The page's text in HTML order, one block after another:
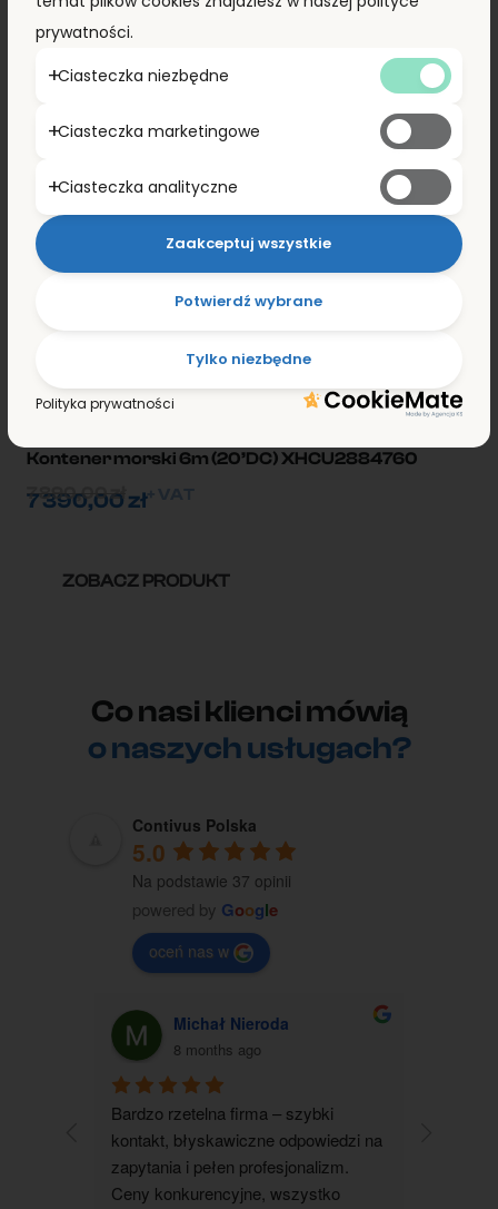
PROMOCJA!
Kontener morski 6m (20’DC) XHCU2884760
7 390,00zł+ VAT
7 890,00zł
ZOBACZ PRODUKT
Co nasi klienci mówią
o naszych usługach?
Contivus Polska
5.0
Na podstawie 37 opinii
powered by Google
oceń nas w
Michał Nieroda
8 months ago
Bardzo rzetelna firma – szybki
kontakt, błyskawiczne odpowiedzi na
zapytania i pełen profesjonalizm.
Ceny konkurencyjne, wszystko
prywatności.
Ciasteczka niezbędne
Ciasteczka marketingowe
Ciasteczka analityczne
Tylko niezbędne
Potwierdź wybrane
Zaakceptuj wszystkie
Polityka prywatności